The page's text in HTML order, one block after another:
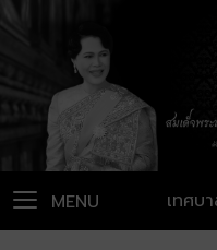
เทศบ
MENU